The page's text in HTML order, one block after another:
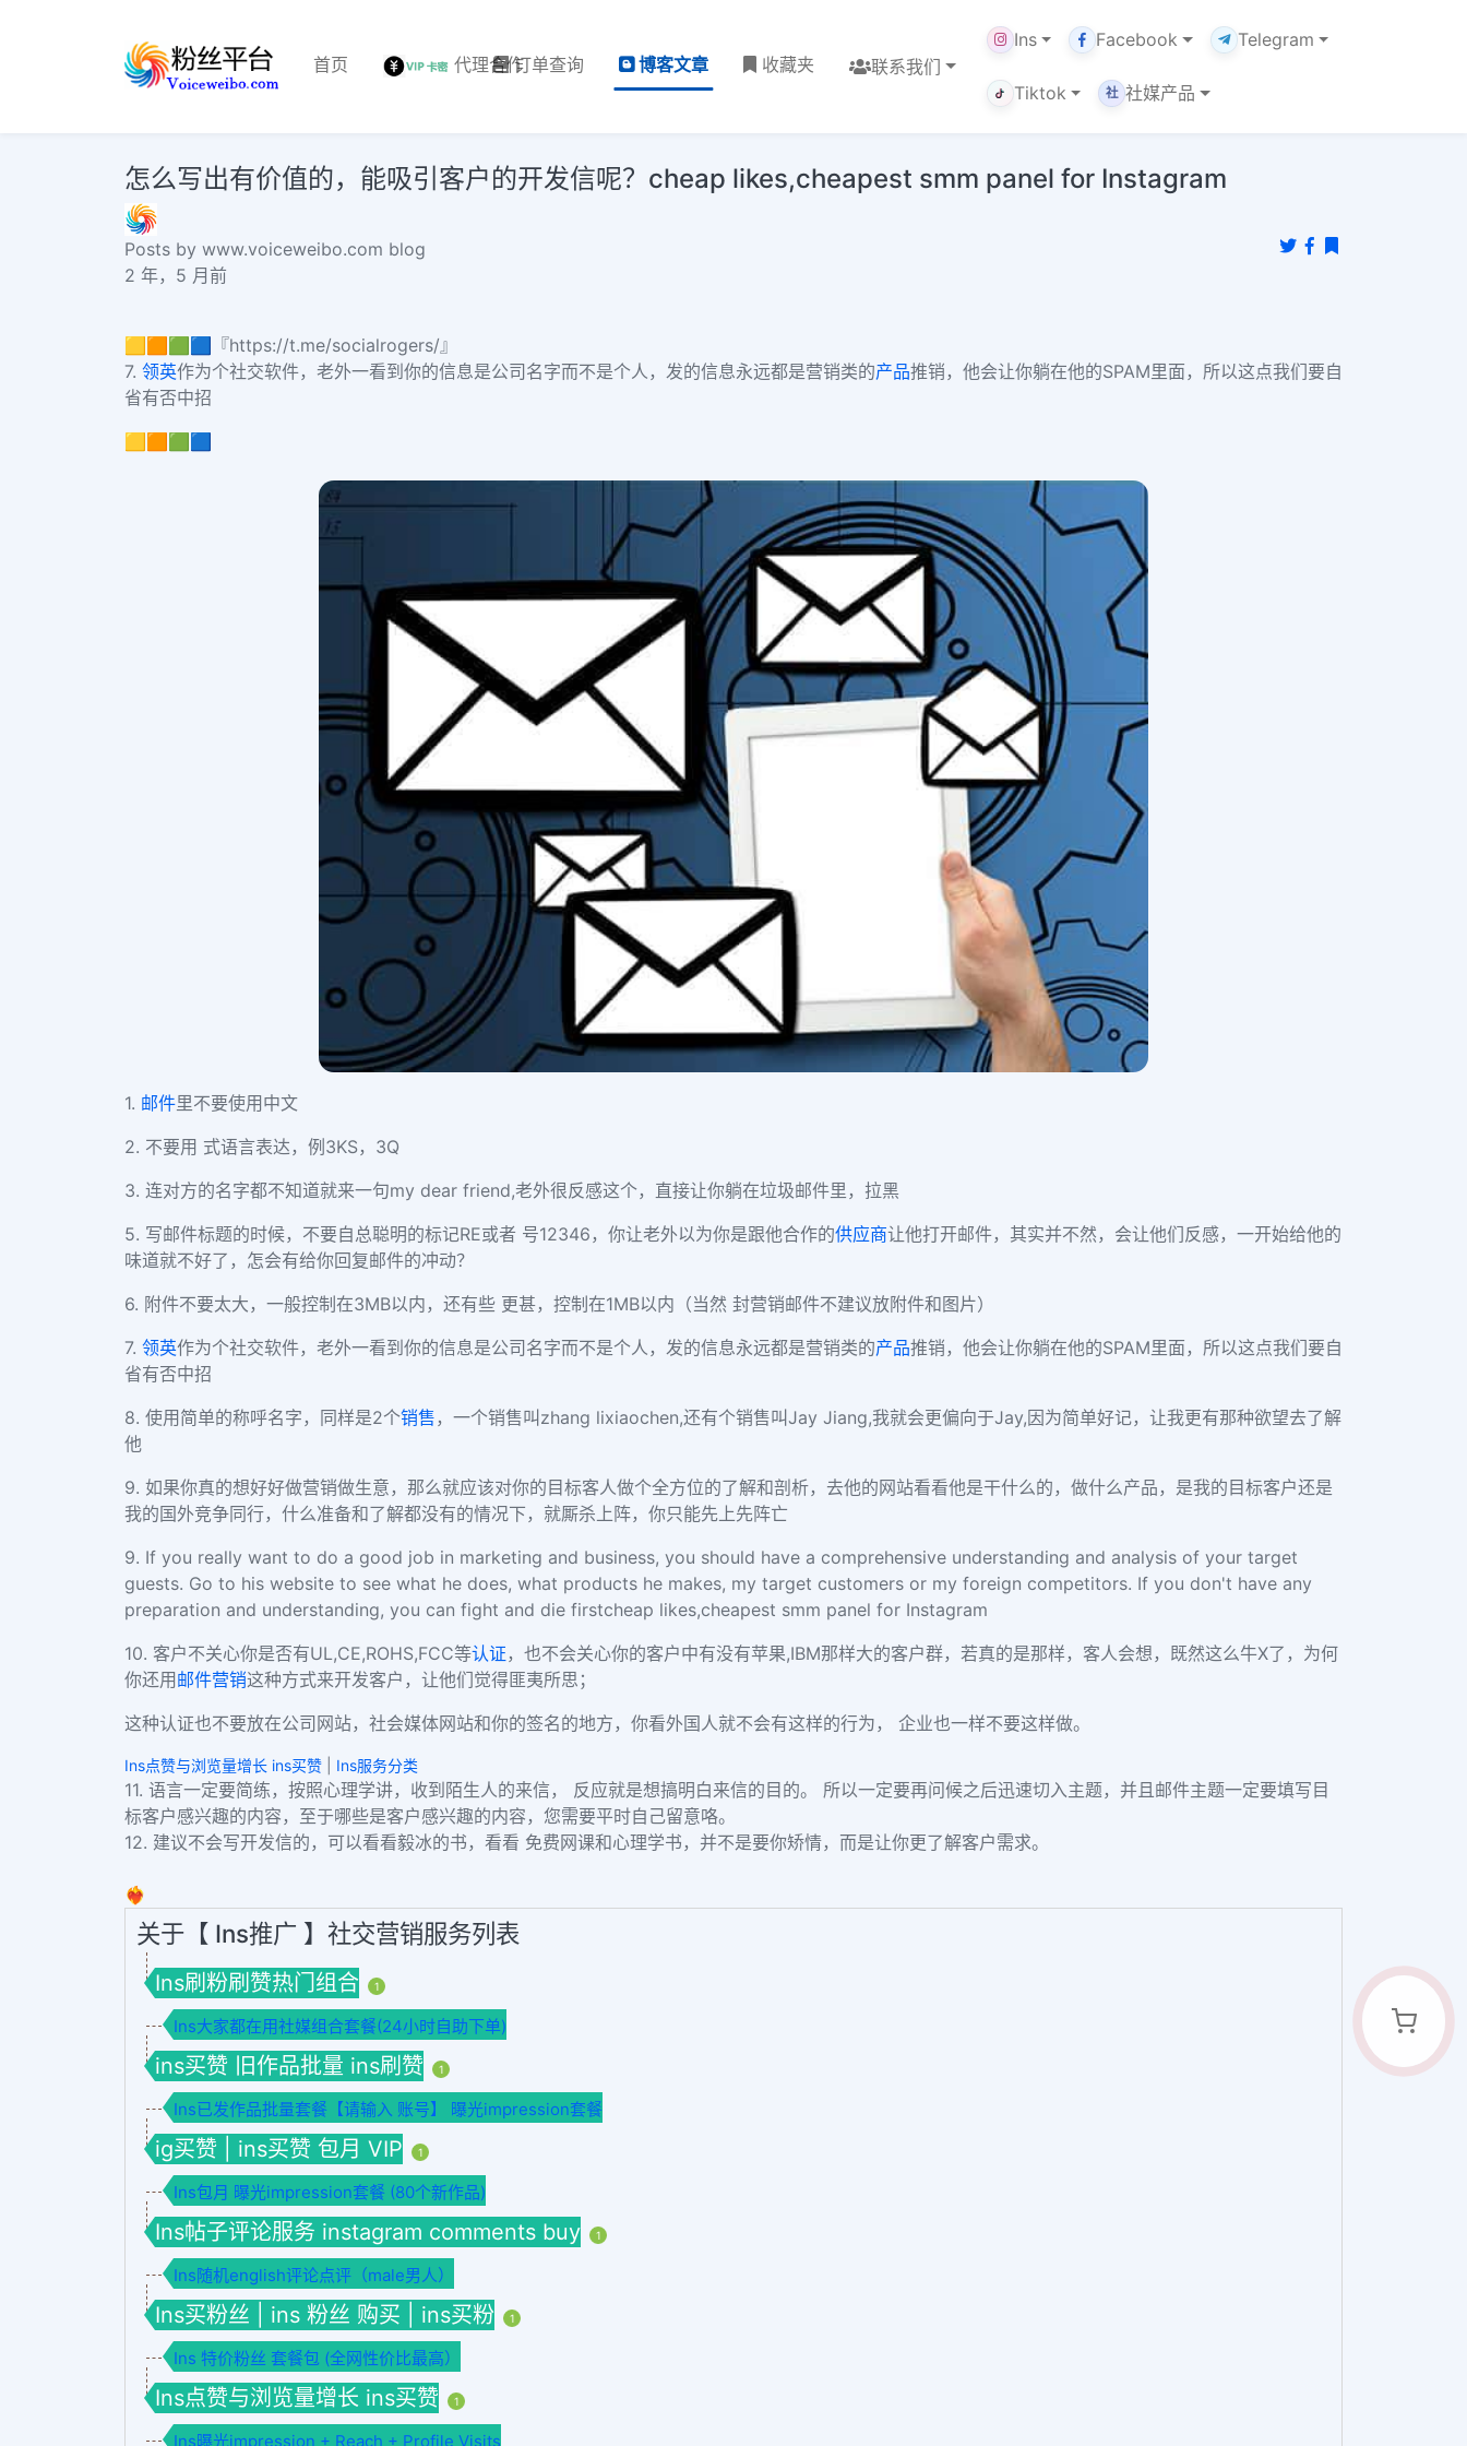
首页 代理合作订单查询 博客文章 收藏夹 联系我们
Ins Facebook Telegram
Tiktok 社 社媒产品
怎么写出有价值的，能吸引客户的开发信呢？cheap likes,cheapest smm panel for Instagram
Posts by www.voiceweibo.com blog
2 年，5 月前
🟨🟧🟩🟦『https://t.me/socialrogers/』
7. 领英作为个社交软件，老外一看到你的信息是公司名字而不是个人，发的信息永远都是营销类的产品推销，他会让你躺在他的SPAM里面，所以这点我们要自
省有否中招
🟨🟧🟩🟦
1. 邮件里不要使用中文
2. 不要用 式语言表达，例3KS，3Q
3. 连对方的名字都不知道就来一句my dear friend,老外很反感这个，直接让你躺在垃圾邮件里，拉黑
5. 写邮件标题的时候，不要自总聪明的标记RE或者 号12346，你让老外以为你是跟他合作的供应商让他打开邮件，其实并不然，会让他们反感，一开始给他的
味道就不好了，怎会有给你回复邮件的冲动？
6. 附件不要太大，一般控制在3MB以内，还有些 更甚，控制在1MB以内（当然 封营销邮件不建议放附件和图片）
7. 领英作为个社交软件，老外一看到你的信息是公司名字而不是个人，发的信息永远都是营销类的产品推销，他会让你躺在他的SPAM里面，所以这点我们要自
省有否中招
8. 使用简单的称呼名字，同样是2个销售 ，一个销售叫zhang lixiaochen,还有个销售叫Jay Jiang,我就会更偏向于Jay,因为简单好记，让我更有那种欲望去了解
他
9. 如果你真的想好好做营销做生意，那么就应该对你的目标客人做个全方位的了解和剖析，去他的网站看看他是干什么的，做什么产品，是我的目标客户还是
我的国外竞争同行，什么准备和了解都没有的情况下，就厮杀上阵，你只能先上先阵亡
9. If you really want to do a good job in marketing and business, you should have a comprehensive understanding and analysis of your target
guests. Go to his website to see what he does, what products he makes, my target customers or my foreign competitors. If you don't have any
preparation and understanding, you can fight and die firstcheap likes,cheapest smm panel for Instagram
10. 客户不关心你是否有UL,CE,ROHS,FCC等认证 ，也不会关心你的客户中有没有苹果,IBM那样大的客户群，若真的是那样，客人会想，既然这么牛X了，为何
你还用邮件营销这种方式来开发客户，让他们觉得匪夷所思；
这种认证也不要放在公司网站，社会媒体网站和你的签名的地方，你看外国人就不会有这样的行为， 企业也一样不要这样做。
Ins点赞与浏览量增长 ins买赞 Ins服务分类
11. 语言一定要简练，按照心理学讲，收到陌生人的来信， 反应就是想搞明白来信的目的。 所以一定要再问候之后迅速切入主题，并且邮件主题一定要填写目
标客户感兴趣的内容，至于哪些是客户感兴趣的内容，您需要平时自己留意咯。
12. 建议不会写开发信的，可以看看毅冰的书，看看 免费网课和心理学书，并不是要你矫情，而是让你更了解客户需求。
❤️‍🔥
关于【 Ins推广 】社交营销服务列表
Ins刷粉刷赞热门组合 1
Ins大家都在用社媒组合套餐(24小时自助下单)
ins买赞 旧作品批量 ins刷赞 1
Ins已发作品批量套餐【请输入 账号】 曝光impression套餐
ig买赞 | ins买赞 包月 VIP 1
Ins包月 曝光impression套餐 (80个新作品)
Ins帖子评论服务 instagram comments buy 1
Ins随机english评论点评（male男人）
Ins买粉丝 | ins 粉丝 购买 | ins买粉 1
Ins 特价粉丝 套餐包 (全网性价比最高）
Ins点赞与浏览量增长 ins买赞 1
Ins曝光impression + Reach + Profile Visits